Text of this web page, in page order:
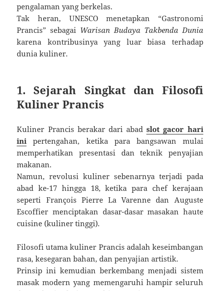
pengalaman yang berkelas.
Tak heran, UNESCO menetapkan “Gastronomi
Prancis” sebagai Warisan Budaya Takbenda Dunia
karena kontribusinya yang luar biasa terhadap
dunia kuliner.
1. Sejarah Singkat dan Filosofi
Kuliner Prancis
Kuliner Prancis berakar dari abadslot gacor hari
ini
pertengahan, ketika para bangsawan mulai
memperhatikan presentasi dan teknik penyajian
makanan.
Namun, revolusi kuliner sebenarnya terjadi pada
abad ke-17 hingga 18, ketika para chef kerajaan
seperti François Pierre La Varenne dan Auguste
Escoffier menciptakan dasar-dasar masakan haute
cuisine (kuliner tinggi).
Filosofi utama kuliner Prancis adalah keseimbangan
rasa, kesegaran bahan, dan penyajian artistik.
Prinsip ini kemudian berkembang menjadi sistem
masak modern yang memengaruhi hampir seluruh